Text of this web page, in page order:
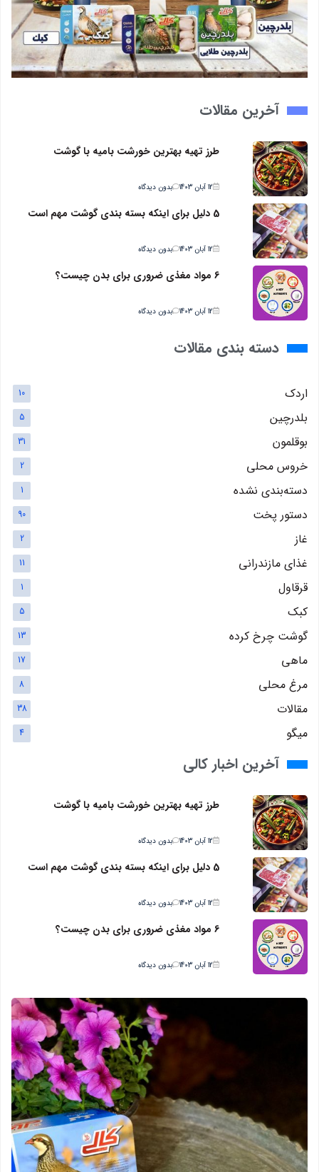
آخرین مقالات
طرز تهیه بهترین خورشت بامیه با گوشت
12 آبان 1403 بدون دیدگاه
5 دلیل برای اینکه بسته بندی گوشت مهم است
12 آبان 1403 بدون دیدگاه
6 مواد مغذی ضروری برای بدن چیست؟
12 آبان 1403 بدون دیدگاه
دسته بندی مقالات
اردک 10
بلدرچین 5
بوقلمون 31
خروس محلی 2
دسته‌بندی نشده 1
دستور پخت 90
غاز 2
غذای مازندرانی 11
قرقاول 1
کبک 5
گوشت چرخ کرده 13
ماهی 17
مرغ محلی 8
مقالات 38
میگو 4
آخرین اخبار کالی
طرز تهیه بهترین خورشت بامیه با گوشت
12 آبان 1403 بدون دیدگاه
5 دلیل برای اینکه بسته بندی گوشت مهم است
12 آبان 1403 بدون دیدگاه
6 مواد مغذی ضروری برای بدن چیست؟
12 آبان 1403 بدون دیدگاه